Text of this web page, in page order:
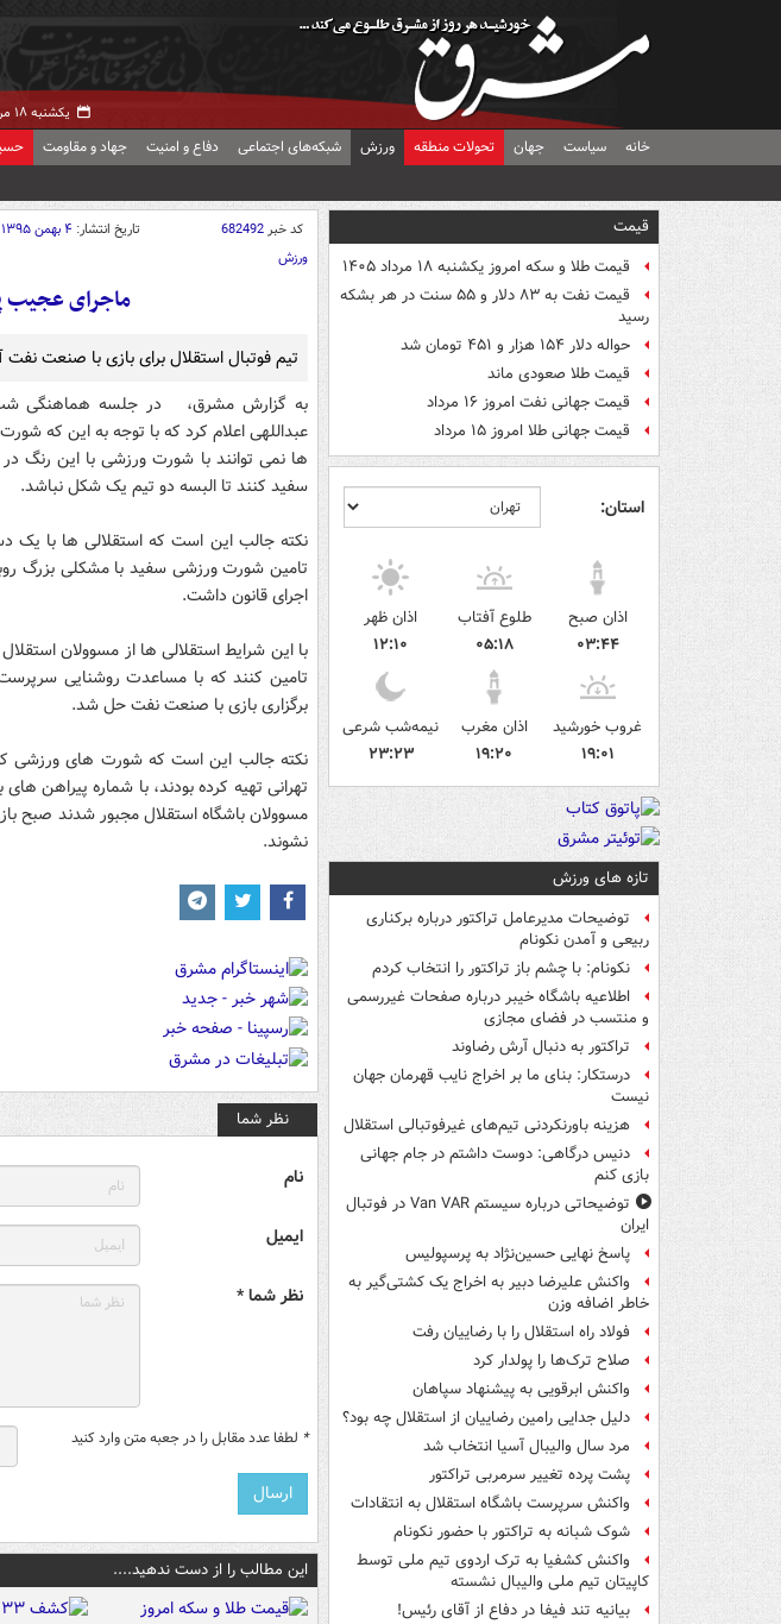
یکشنبه ۱۸ مرداد ۱۴۰۵ -
خانه سیاست جهان تحولات منطقه ورزش شبکه‌های اجتماعی دفاع و امنیت جهاد و مقاومت
قیمت
قیمت طلا و سکه امروز یکشنبه ۱۸ مرداد ۱۴۰۵
قیمت نفت به ۸۳ دلار و ۵۵ سنت در هر بشکه
رسید
حواله دلار ۱۵۴ هزار و ۴۵۱ تومان شد
قیمت طلا صعودی ماند
قیمت جهانی نفت امروز ۱۶ مرداد
قیمت جهانی طلا امروز ۱۵ مرداد
استان:
اذان صبح
۰۳:۴۴
طلوع آفتاب
۰۵:۱۸
اذان ظهر
۱۲:۱۰
غروب خورشید
۱۹:۰۱
اذان مغرب
۱۹:۲۰
نیمه‌شب شرعی
۲۳:۲۳
تازه های ورزش
توضیحات مدیرعامل تراکتور درباره برکناری
ربیعی و آمدن نکونام
نکونام: با چشم باز تراکتور را انتخاب کردم
اطلاعیه باشگاه خیبر درباره صفحات غیررسمی
و منتسب در فضای مجازی
تراکتور به دنبال آرش رضاوند
درستکار: بنای ما بر اخراج نایب قهرمان جهان
نیست
هزینه باورنکردنی تیم‌های غیرفوتبالی استقلال
دنیس درگاهی: دوست داشتم در جام جهانی
بازی کنم
توضیحاتی درباره سیستم Van VAR در فوتبال
ایران
پاسخ نهایی حسین‌نژاد به پرسپولیس
واکنش علیرضا دبیر به اخراج یک کشتی‌گیر به
خاطر اضافه وزن
فولاد راه استقلال را با رضاییان رفت
صلاح ترک‌ها را پولدار کرد
واکنش ابرقویی به پیشنهاد سپاهان
دلیل جدایی رامین رضاییان از استقلال چه بود؟
مرد سال والیبال آسیا انتخاب شد
پشت پرده تغییر سرمربی تراکتور
واکنش سرپرست باشگاه استقلال به انتقادات
شوک شبانه به تراکتور با حضور نکونام
واکنش کشفیا به ترک اردوی تیم ملی توسط
کاپیتان تیم ملی والیبال نشسته
بیانیه تند فیفا در دفاع از آقای رئیس!
کد خبر682492 تاریخ انتشار: ۴ بهمن ۱۳۹۵ - ۲۰:۱۰
ورزش
ماجرای عجیب
تیم فوتبال استقلال برای بازی با صنعت
به گزارش مشرق،
در جلسه هماهنگی شب
عبداللهی اعلام کرد که با توجه به این که
ها نمی توانند با شورت ورزشی با این رنگ
سفید کنند تا البسه دو تیم یک شکل نباشد.
نکته جالب این است که استقلالی ها با یک
تامین شورت ورزشی سفید با مشکلی بزرگ
اجرای قانون داشت.
با این شرایط استقلالی ها از مسوولان
تامین کنند که با مساعدت روشنایی
برگزاری بازی با صنعت نفت حل شد.
نکته جالب این است که شورت های ورزشی
تهرانی تهیه کرده بودند، با شماره پیراهن
مسوولان باشگاه استقلال مجبور شدند صبح
نشوند.
نظر شما
نام
ایمیل
نظر شما *
* لطفا عدد مقابل را در جعبه متن وارد کنید
این مطالب را از دست ندهید....